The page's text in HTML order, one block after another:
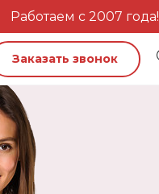
Работаем с 2007 года!
Заказать звонок